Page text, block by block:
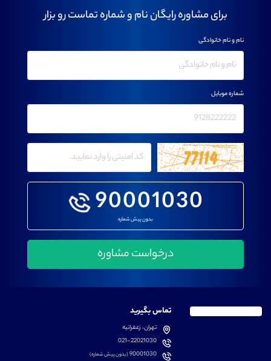
برای مشاوره رایگان نام و شماره تماست رو بزار
90001030
بدون پیش شماره
نام و نام خانوادگی
شماره موبایل
تماس بگیرید
تهران، زعفرانیه
021-22021030
90001030(بدون پیش شماره)